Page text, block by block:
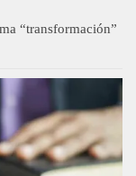
“transformación”